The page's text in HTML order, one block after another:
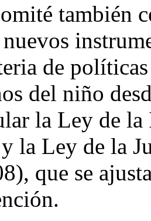
también
de
del niño
la Ley de
la Ley de la
que se